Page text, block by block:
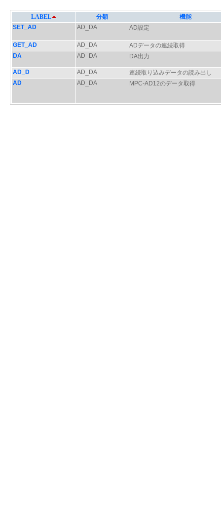
LABEL 分類
機能
SET_AD
AD_DA AD設定
GET_AD AD_DA
ADデータの連続取得
DA
AD_DA DA出力
AD_D AD_DA
連続取り込みデータの読み出し
AD
AD_DA MPC-AD12のデータ取得